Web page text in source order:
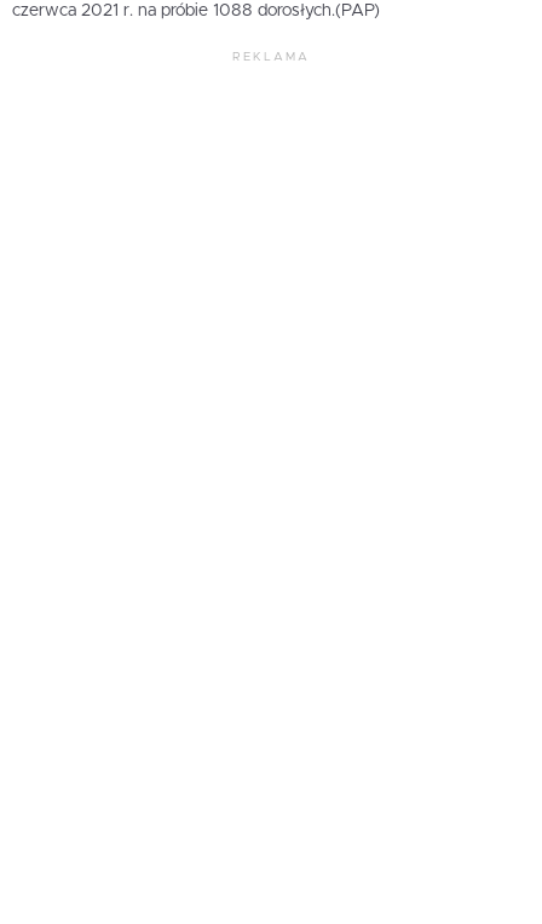
czerwca 2021 r. na próbie 1088 dorosłych.(PAP)
REKLAMA